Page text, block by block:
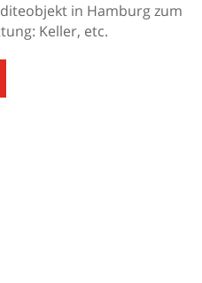
in Hamburg zum
Keller, etc.